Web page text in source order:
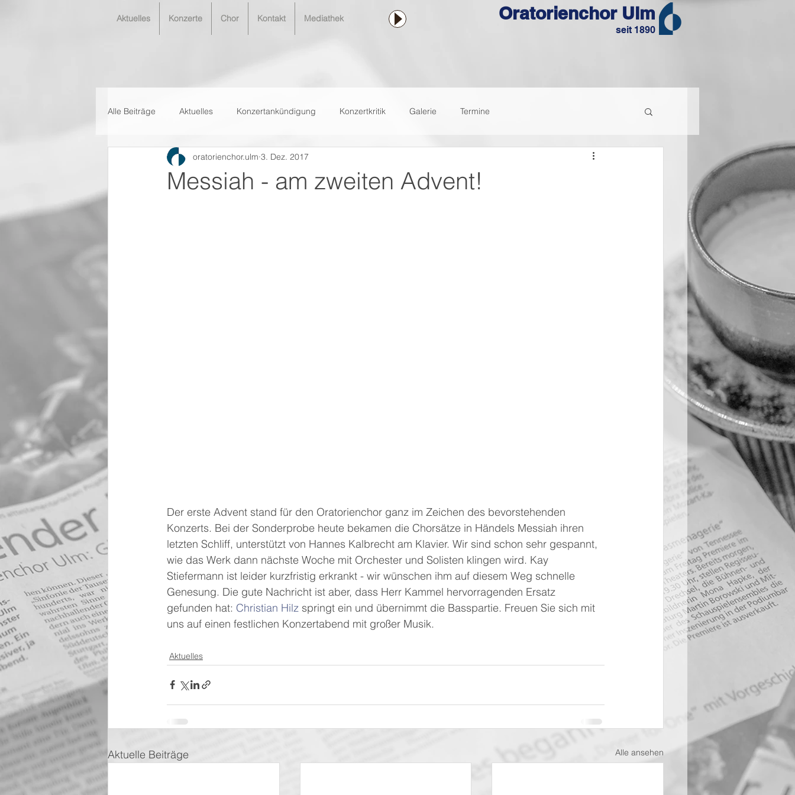
Aktuelles Konzerte Chor Kontakt Mediathek Oratorienchor Ulm
seit 1890
Alle Beiträge Aktuelles Konzertankündigung Konzertkritik Galerie Termine
Messiah - am zweiten Advent!
oratorienchor.ulm 3. Dez. 2017
Der erste Advent stand für den Oratorienchor ganz im Zeichen des bevorstehenden
Konzerts. Bei der Sonderprobe heute bekamen die Chorsätze in Händels Messiah ihren
letzten Schliff, unterstützt von Hannes Kalbrecht am Klavier. Wir sind schon sehr gespannt,
wie das Werk dann nächste Woche mit Orchester und Solisten klingen wird. Kay
Stiefermann ist leider kurzfristig erkrankt - wir wünschen ihm auf diesem Weg schnelle
Genesung. Die gute Nachricht ist aber, dass Herr Kammel hervorragenden Ersatz
gefunden hat: Christian Hilz springt ein und übernimmt die Basspartie. Freuen Sie sich mit
uns auf einen festlichen Konzertabend mit großer Musik.
Aktuelles
Aktuelle Beiträge Alle ansehen